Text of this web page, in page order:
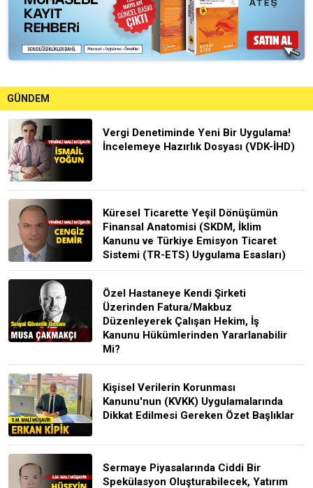
GÜNDEM
Vergi Denetiminde Yeni Bir Uygulama!
İncelemeye Hazırlık Dosyası (VDK-İHD)
Küresel Ticarette Yeşil Dönüşümün
Finansal Anatomisi (SKDM, İklim
Kanunu ve Türkiye Emisyon Ticaret
Sistemi (TR-ETS) Uygulama Esasları)
Özel Hastaneye Kendi Şirketi
Üzerinden Fatura/Makbuz
Düzenleyerek Çalışan Hekim, İş
Kanunu Hükümlerinden Yararlanabilir
Mi?
Kişisel Verilerin Korunması
Kanunu'nun (KVKK) Uygulamalarında
Dikkat Edilmesi Gereken Özet Başlıklar
Sermaye Piyasalarında Ciddi Bir
Spekülasyon Oluşturabilecek, Yatırım